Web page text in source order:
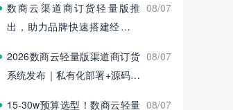
数商云渠道商订货轻量版推
出，助力品牌快速搭建经销商
08/07
2026数商云轻量版渠道商订货
系统发布｜私有化部署+源码交
08/07
15‑30w预算选型！数商云轻量 08/07